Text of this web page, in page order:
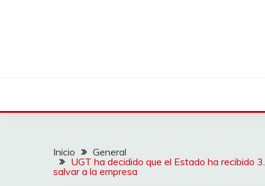
Inicio
General
UGT ha decidido que el Estado ha recibido
salvar a la empresa